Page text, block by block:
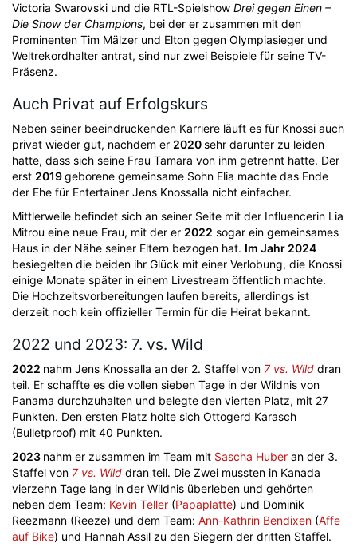
Victoria Swarovski und die RTL-Spielshow Drei gegen Einen –
Die Show der Champions, bei der er zusammen mit den
Prominenten Tim Mälzer und Elton gegen Olympiasieger und
Weltrekordhalter antrat, sind nur zwei Beispiele für seine TV-
Präsenz.
Auch Privat auf Erfolgskurs
Neben seiner beeindruckenden Karriere läuft es für Knossi auch
privat wieder gut, nachdem er 2020sehr darunter zu leiden
hatte, dass sich seine Frau Tamara von ihm getrennt hatte. Der
erst 2019geborene gemeinsame Sohn Elia machte das Ende
der Ehe für Entertainer Jens Knossalla nicht einfacher.
Mittlerweile befindet sich an seiner Seite mit der Influencerin Lia
Mitrou eine neue Frau, mit der er 2022 sogar ein gemeinsames
Haus in der Nähe seiner Eltern bezogen hat. Im Jahr 2024
besiegelten die beiden ihr Glück mit einer Verlobung, die Knossi
einige Monate später in einem Livestream öffentlich machte.
Die Hochzeitsvorbereitungen laufen bereits, allerdings ist
derzeit noch kein offizieller Termin für die Heirat bekannt.
2022 und 2023: 7. vs. Wild
2022 nahm Jens Knossalla an der 2. Staffel von 7 vs. Wild dran
teil. Er schaffte es die vollen sieben Tage in der Wildnis von
Panama durchzuhalten und belegte den vierten Platz, mit 27
Punkten. Den ersten Platz holte sich Ottogerd Karasch
(Bulletproof) mit 40 Punkten.
2023 nahm er zusammen im Team mit Sascha Huber an der 3.
Staffel von 7 vs. Wild dran teil. Die Zwei mussten in Kanada
vierzehn Tage lang in der Wildnis überleben und gehörten
neben dem Team: Kevin Teller (Papaplatte) und Dominik
Reezmann (Reeze) und dem Team: Ann-Kathrin Bendixen (Affe
auf Bike) und Hannah Assil zu den Siegern der dritten Staffel.